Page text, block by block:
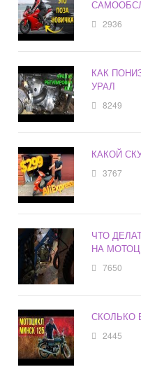
2936
КАК
УРАЛ
8249
КАКОЙ
3767
ЧТО
НА
7650
СКОЛЬКО
2445